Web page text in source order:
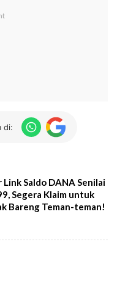
di:
Saldo DANA Senilai
Segera Klaim untuk
Bareng Teman-teman!